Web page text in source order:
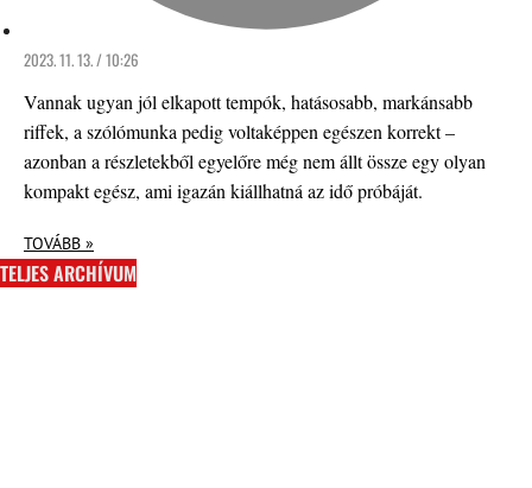
2023. 11. 13. / 10:26
Vannak ugyan jól elkapott tempók, hatásosabb, markánsabb
riffek, a szólómunka pedig voltaképpen egészen korrekt –
azonban a részletekből egyelőre még nem állt össze egy olyan
kompakt egész, ami igazán kiállhatná az idő próbáját.
TOVÁBB »
TELJES ARCHÍVUM